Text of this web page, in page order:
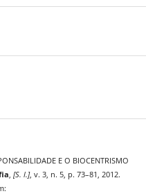
E O BIOCENTRISMO
[S. l.], v. 3, n. 5, p. 73–81, 2012.